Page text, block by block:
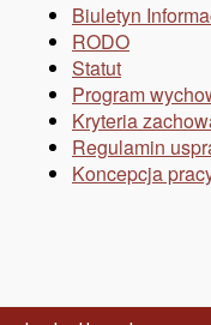
Biuletyn
RODO
Statut
Program
Kryteria
Regulamin
Koncepcja